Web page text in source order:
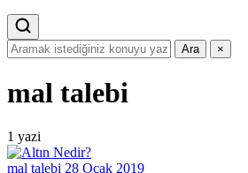
Ara ×
mal talebi
1 yazi
mal talebi 28 Ocak 2019